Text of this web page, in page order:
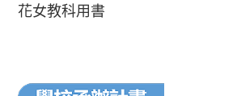
花女教科用書